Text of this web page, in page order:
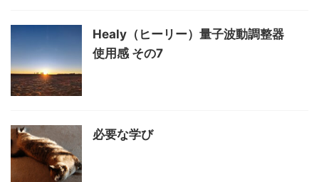
Healy（ヒーリー）量子波動調整器
使用感 その7
必要な学び